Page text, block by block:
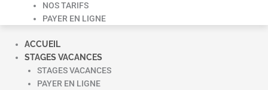
NOS TARIFS
PAYER EN LIGNE
ACCUEIL
STAGES VACANCES
STAGES VACANCES
PAYER EN LIGNE